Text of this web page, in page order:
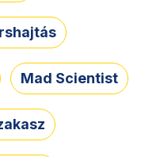
Mad Scientist